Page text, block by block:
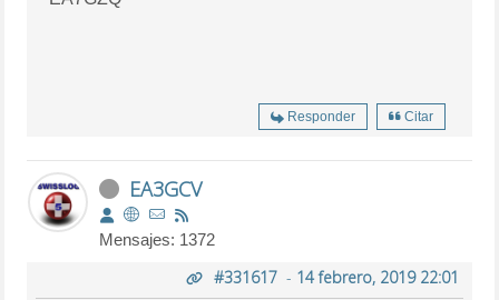
Responder Citar
EA3GCV
Mensajes: 1372
#331617- 14 febrero, 2019 22:01